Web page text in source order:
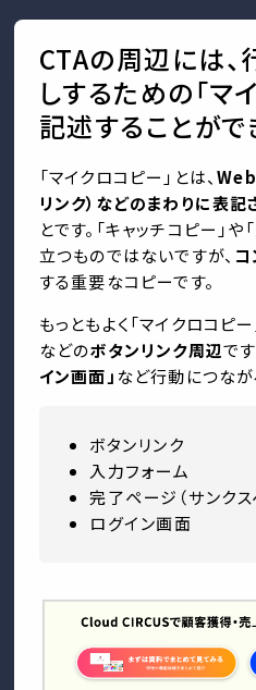
CTAの周辺には、
しするための「マ
記述することがで
「マイクロコピー」とは、Web
リンク）などのまわりに表
とです。「キャッチコピー」や
立つものではないですが、 コ
する重要なコピーです。
もっともよく「マイクロコピ
などのボタンリンク周辺です
イン画面」 など行動につなが
ボタンリンク
入力フォーム
完了ページ（サンクス
ログイン画面